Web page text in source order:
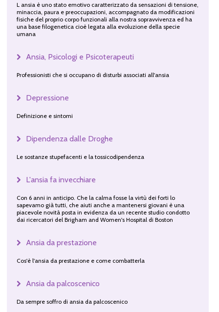
L ansia è uno stato emotivo caratterizzato da sensazioni di tensione,
minaccia, paura e preoccupazioni, accompagnato da modificazioni
fisiche del proprio corpo funzionali alla nostra sopravvivenza ed ha
una base filogenetica cioè legata alla evoluzione della specie
umana
Ansia, Psicologi e Psicoterapeuti
Professionisti che si occupano di disturbi associati all'ansia
Depressione
Definizione e sintomi
Dipendenza dalle Droghe
Le sostanze stupefacenti e la tossicodipendenza
L'ansia fa invecchiare
Con 6 anni in anticipo. Che la calma fosse la virtù dei forti lo
sapevamo già tutti, che aiuti anche a mantenersi giovani è una
piacevole novità posta in evidenza da un recente studio condotto
dai ricercatori del Brigham and Women's Hospital di Boston
Ansia da prestazione
Cos'è l'ansia da prestazione e come combatterla
Ansia da palcoscenico
Da sempre soffro di ansia da palcoscenico